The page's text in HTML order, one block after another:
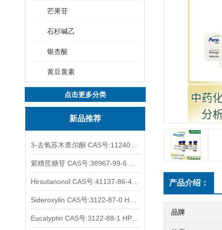
芒果苷
石杉碱乙
银杏酸
黄豆黄素
点击更多分类
新品推荐
产品介绍：
品牌